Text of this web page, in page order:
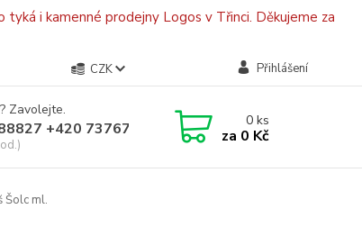
tyká i kamenné prodejny Logos v Třinci. Děkujeme za
CZK Přihlášení
Zavolejte.
+420 737670415 0ks
za 0 Kč
Šolc ml.